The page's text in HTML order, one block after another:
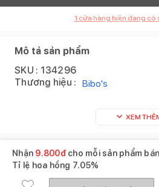
1 cửa hàng hiện đang có
Mô tả sản phẩm
SKU : 134296
Thương hiệu : Bibo's
XEM
Nhận 9.800đcho mỗi sản phẩm
Tỉ lệ hoa hồng 7.05%